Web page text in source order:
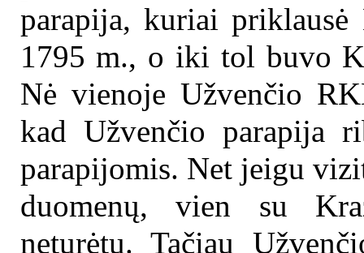
parapija, kuriai
1795 m., o iki tol buvo
Nė vienoje Užvenčio
kad Užvenčio parapija
parapijomis. Net jeigu
duomenų, vien su
neturėtų. Tačiau